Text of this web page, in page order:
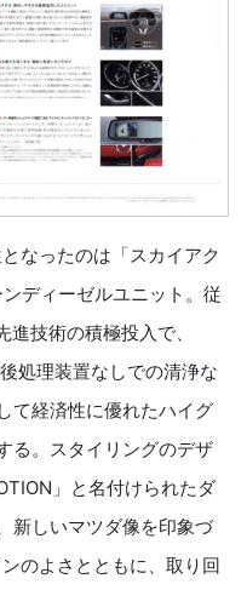
なったのは「スカイアク
ディーゼルユニット。従
技術の積極投入で、
処理装置なしでの清浄な
て経済性に優れたハイグ
る。スタイリングのデザ
」と名付けられたダ
新しいマツダ像を印象づ
のよさとともに、取り回